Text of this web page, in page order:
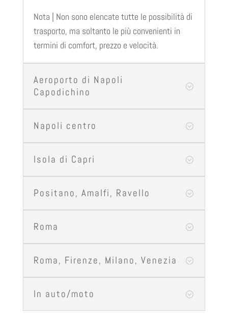
Nota | Non sono elencate tutte le possibilità di
trasporto, ma soltanto le più convenienti in
termini di comfort, prezzo e velocità.
;
Aeroporto di Napoli
Capodichino
;
Napoli centro
;
Isola di Capri
;
Positano, Amalfi, Ravello
;
Roma
;
Roma, Firenze, Milano, Venezia
;
In auto/moto